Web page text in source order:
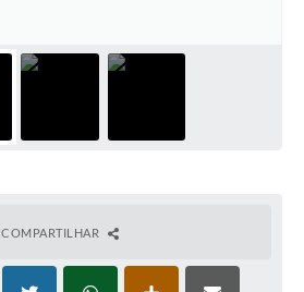
COMPARTILHAR